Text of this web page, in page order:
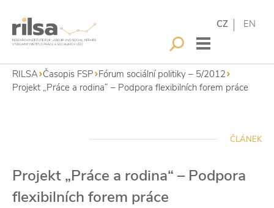
CZ EN
RILSA Časopis FSP Fórum sociální politiky – 5/2012
Projekt „Práce a rodina“ – Podpora flexibilních forem práce
ČLÁNEK
Projekt „Práce a rodina“ – Podpora
flexibilních forem práce